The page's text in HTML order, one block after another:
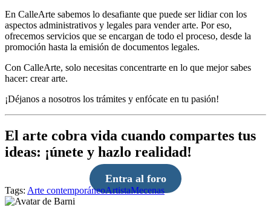
En CalleArte sabemos lo desafiante que puede ser lidiar con los
aspectos administrativos y legales para vender arte. Por eso,
ofrecemos servicios que se encargan de todo el proceso, desde la
promoción hasta la emisión de documentos legales.
Con CalleArte, solo necesitas concentrarte en lo que mejor sabes
hacer: crear arte.
¡Déjanos a nosotros los trámites y enfócate en tu pasión!
El arte cobra vida cuando compartes tus
ideas: ¡únete y hazlo realidad!
Entra al foro
Tags: Arte contemporáneoArtistaMecenas